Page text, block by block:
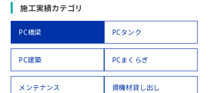
施工実績カテゴリ
PC橋梁 PCタンク
PC建築 PCまくらぎ
メンテナンス 資機材貸し出し